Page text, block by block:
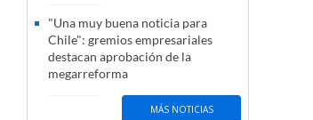
"Una muy buena noticia para
Chile": gremios empresariales
destacan aprobación de la
megarreforma
MÁS NOTICIAS